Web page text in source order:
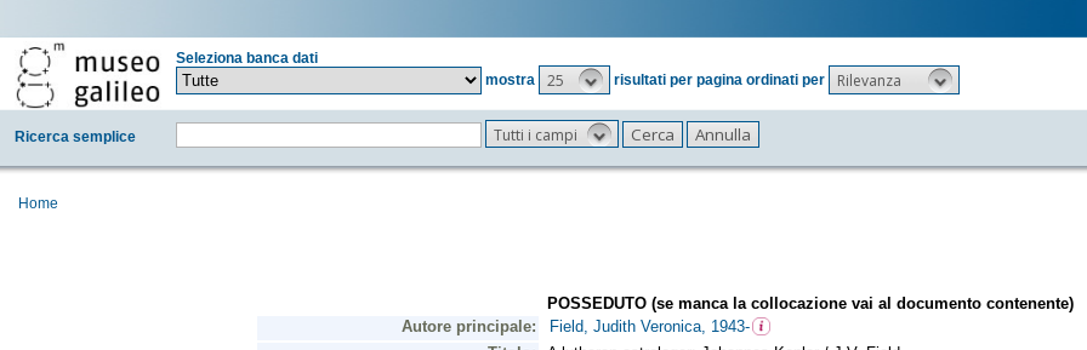
Seleziona banca dati
mostra
25 risultati per pagina ordinati per Rilevanza
Ricerca semplice Tutti i campi
Home